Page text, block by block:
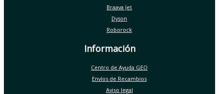
Braava Jet
Dyson
Roborock
Información
Centro de Ayuda GEO
Envíos de Recambios
Aviso legal